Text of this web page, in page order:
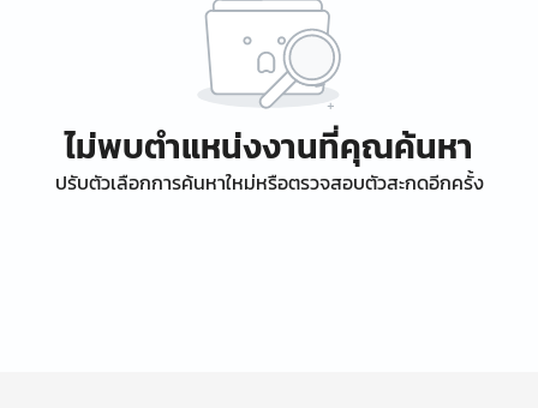
ไม่พบตำแหน่งงานที่คุณค้นหา
ปรับตัวเลือกการค้นหาใหม่หรือตรวจสอบตัวสะกดอีกครั้ง